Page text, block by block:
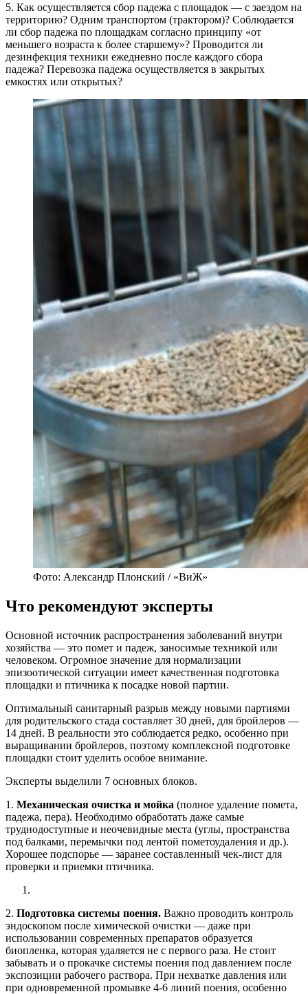
5. Как осуществляется сбор падежа с площадок — с заездом на
территорию? Одним транспортом (трактором)? Соблюдается
ли сбор падежа по площадкам согласно принципу «от
меньшего возраста к более старшему»? Проводится ли
дезинфекция техники ежедневно после каждого сбора
падежа? Перевозка падежа осуществляется в закрытых
емкостях или открытых?
Фото: Александр Плонский / «ВиЖ»
Что рекомендуют эксперты
Основной источник распространения заболеваний внутри
хозяйства — это помет и падеж, заносимые техникой или
человеком. Огромное значение для нормализации
эпизоотической ситуации имеет качественная подготовка
площадки и птичника к посадке новой партии.
Оптимальный санитарный разрыв между новыми партиями
для родительского стада составляет 30 дней, для бройлеров —
14 дней. В реальности это соблюдается редко, особенно при
выращивании бройлеров, поэтому комплексной подготовке
площадки стоит уделить особое внимание.
Эксперты выделили 7 основных блоков.
1. Механическая очистка и мойка (полное удаление помета,
падежа, пера). Необходимо обработать даже самые
труднодоступные и неочевидные места (углы, пространства
под балками, перемычки под лентой пометоудаления и др.).
Хорошее подспорье — заранее составленный чек-лист для
проверки и приемки птичника.
2. Подготовка системы поения. Важно проводить контроль
эндоскопом после химической очистки — даже при
использовании современных препаратов образуется
биопленка, которая удаляется не с первого раза. Не стоит
забывать и о прокачке системы поения под давлением после
экспозиции рабочего раствора. При нехватке давления или
при одновременной промывке 4-6 линий поения, особенно